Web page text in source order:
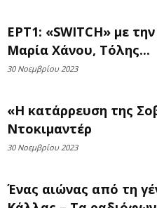
ΕΡΤ1: «SWITCH» με
Μαρία Χάνου, Τόλης...
30 Νοεμβρίου 2023
«Η κατάρρευση της
Ντοκιμαντέρ
30 Νοεμβρίου 2023
Ένας αιώνας από τη